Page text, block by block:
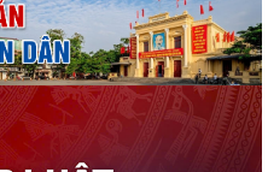
tặng quà hội viên cựu chiến
trận Tổ quốc – Xây dựng “Mặt